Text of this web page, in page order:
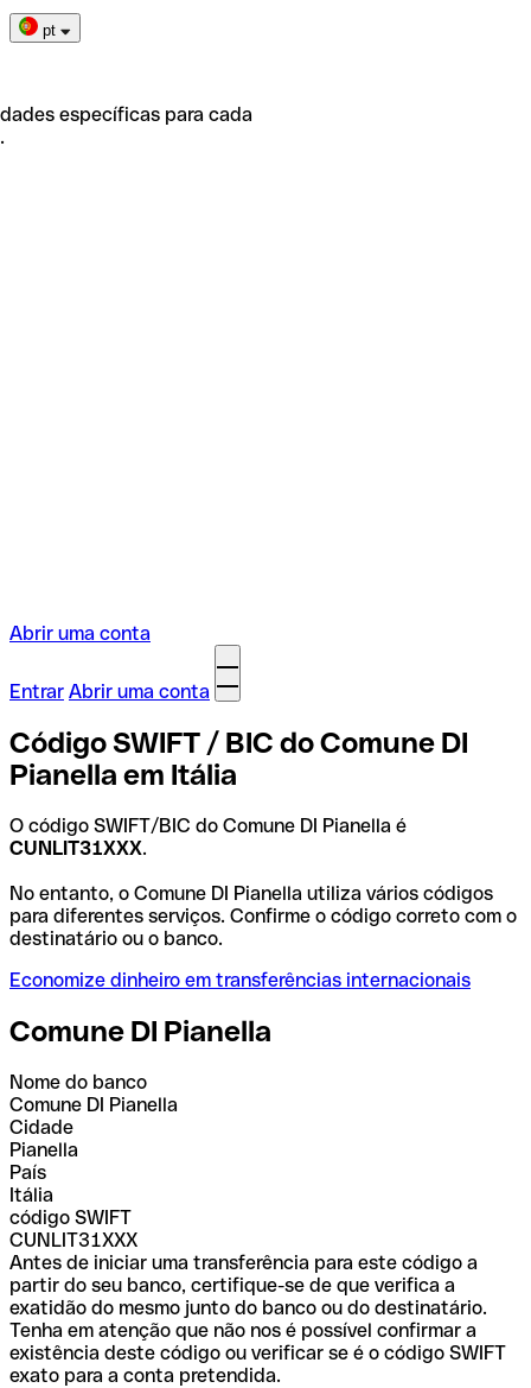
pt
específicas para cada
Abrir uma conta
Entrar Abrir uma conta
Código SWIFT / BIC do Comune DI
Pianella em Itália
O código SWIFT/BIC do Comune DI Pianella é
CUNLIT31XXX.
No entanto, o Comune DI Pianella utiliza vários códigos
para diferentes serviços. Confirme o código correto com o
destinatário ou o banco.
Economize dinheiro em transferências internacionais
Comune DI Pianella
Nome do banco
Comune DI Pianella
Cidade
Pianella
País
Itália
código SWIFT
CUNLIT31XXX
Antes de iniciar uma transferência para este código a
partir do seu banco, certifique-se de que verifica a
exatidão do mesmo junto do banco ou do destinatário.
Tenha em atenção que não nos é possível confirmar a
existência deste código ou verificar se é o código SWIFT
exato para a conta pretendida.